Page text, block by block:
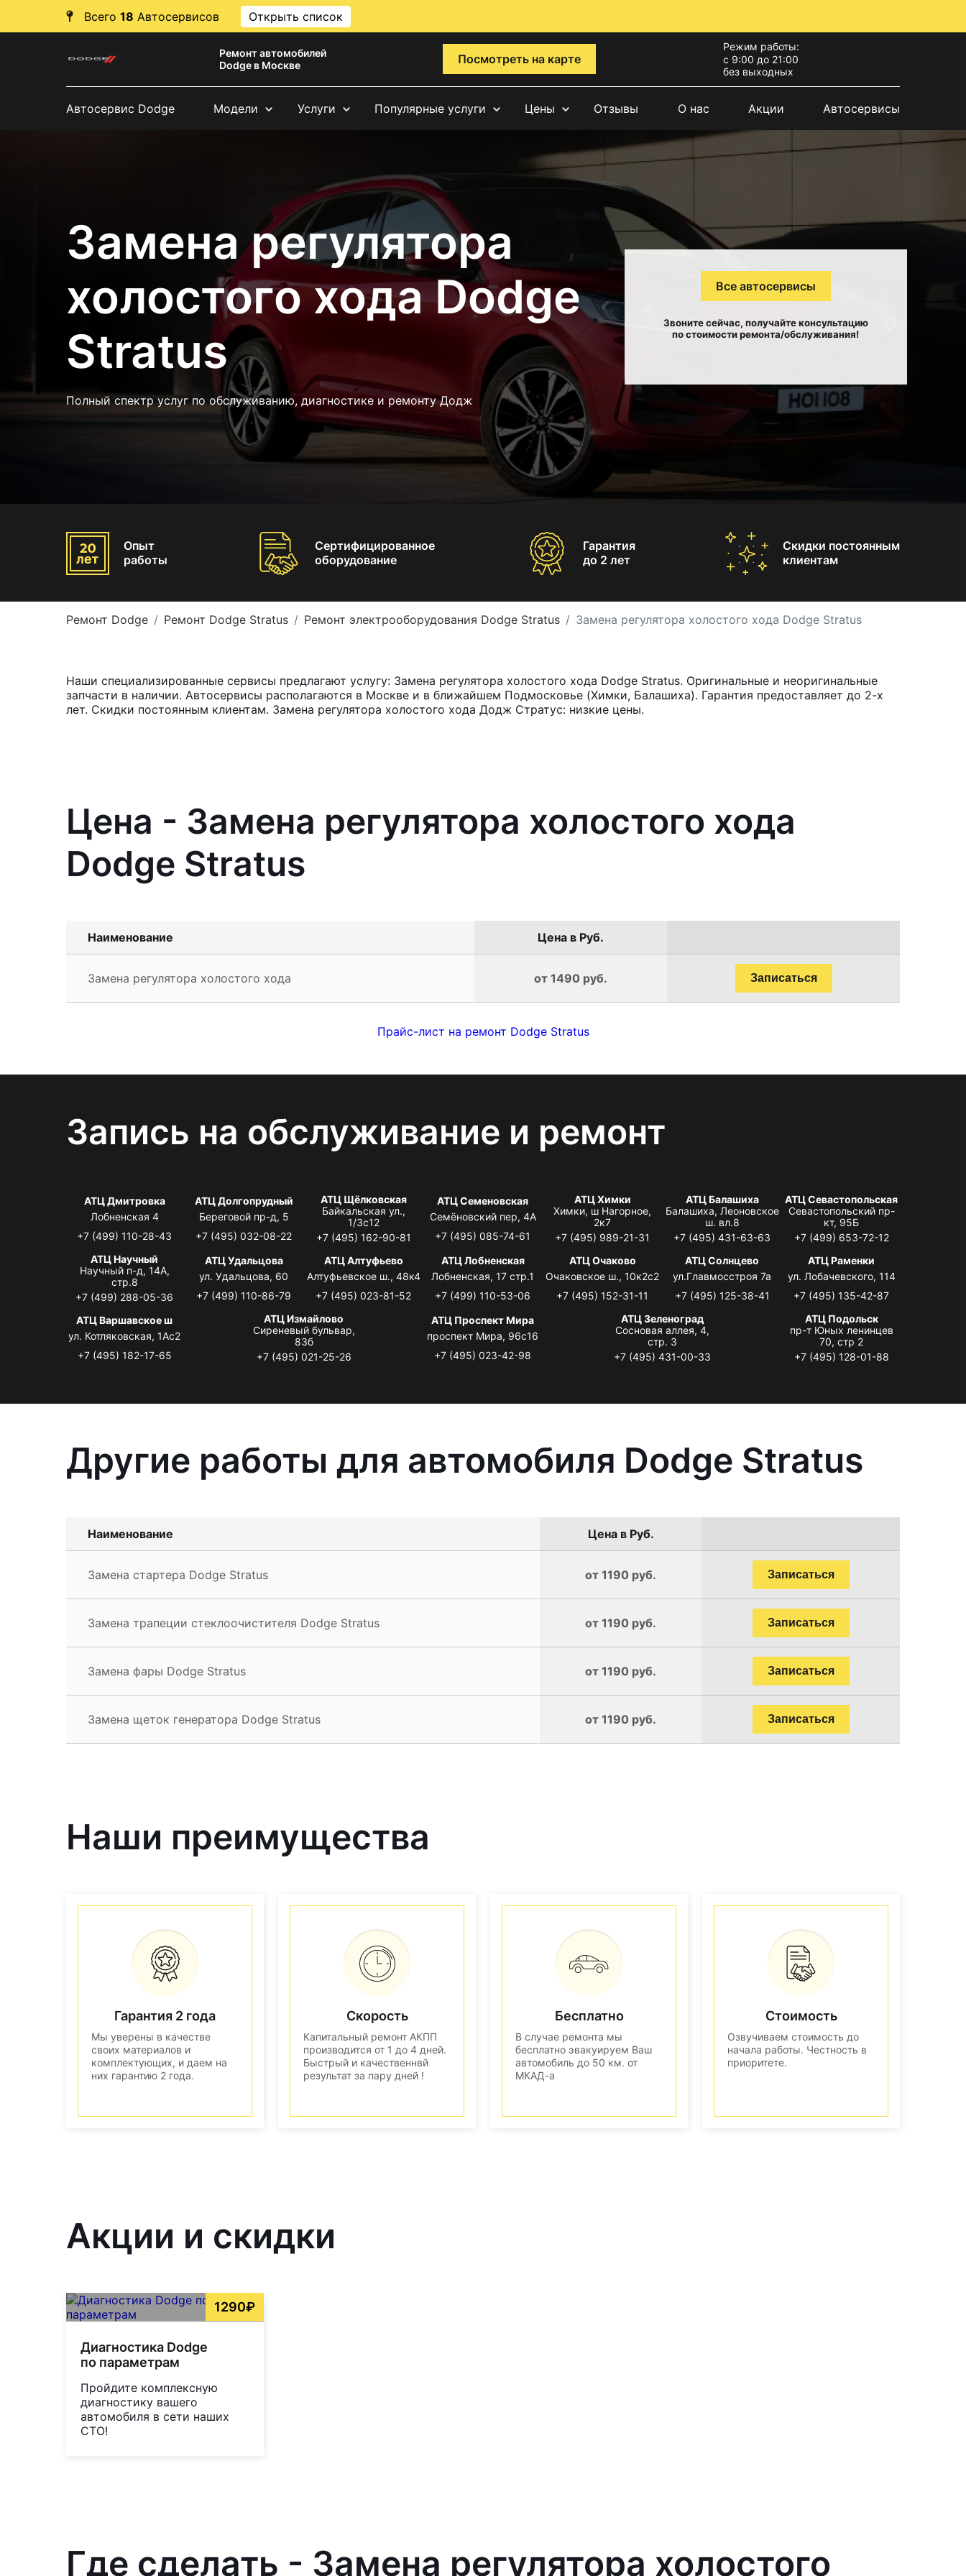
Всего 18 Автосервисов Открыть список
Ремонт автомобилей
Dodge в Москве
Посмотреть на карте
Режим работы:
с 9:00 до 21:00
без выходных
Автосервис Dodge Модели Услуги Популярные услуги Цены Отзывы О нас Акции Автосервисы
Замена регулятора
холостого хода Dodge
Stratus
Полный спектр услуг по обслуживанию, диагностике и ремонту Додж
Все автосервисы
Звоните сейчас, получайте консультацию
по стоимости ремонта/обслуживания!
Опыт
работы
Сертифицированное
оборудование
Гарантия
до 2 лет
Скидки постоянным
клиентам
Ремонт Dodge Ремонт Dodge Stratus Ремонт электрооборудования Dodge Stratus Замена регулятора холостого хода Dodge Stratus
Наши специализированные сервисы предлагают услугу: Замена регулятора холостого хода Dodge Stratus. Оригинальные и неоригинальные
запчасти в наличии. Автосервисы располагаются в Москве и в ближайшем Подмосковье (Химки, Балашиха). Гарантия предоставляет до 2-х
лет. Скидки постоянным клиентам. Замена регулятора холостого хода Додж Стратус: низкие цены.
Цена - Замена регулятора холостого хода
Dodge Stratus
Наименование Цена в Руб.
Замена регулятора холостого хода от 1490 руб. Записаться
Прайс-лист на ремонт Dodge Stratus
Запись на обслуживание и ремонт
АТЦ Дмитровка
Лобненская 4
+7 (499) 110-28-43
АТЦ Долгопрудный
Береговой пр-д, 5
+7 (495) 032-08-22
АТЦ Щёлковская
Байкальская ул.,
1/3с12
+7 (495) 162-90-81
АТЦ Семеновская
Семёновский пер, 4А
+7 (495) 085-74-61
АТЦ Химки
Химки, ш Нагорное,
2к7
+7 (495) 989-21-31
АТЦ Балашиха
Балашиха, Леоновское
ш. вл.8
+7 (495) 431-63-63
АТЦ Севастопольская
Севастопольский пр-
кт, 95Б
+7 (499) 653-72-12
АТЦ Научный
Научный п-д, 14А,
стр.8
+7 (499) 288-05-36
АТЦ Удальцова
ул. Удальцова, 60
+7 (499) 110-86-79
АТЦ Алтуфьево
Алтуфьевское ш., 48к4
+7 (495) 023-81-52
АТЦ Лобненская
Лобненская, 17 стр.1
+7 (499) 110-53-06
АТЦ Очаково
Очаковское ш., 10к2с2
+7 (495) 152-31-11
АТЦ Солнцево
ул.Главмосстроя 7а
+7 (495) 125-38-41
АТЦ Раменки
ул. Лобачевского, 114
+7 (495) 135-42-87
АТЦ Варшавское ш
ул. Котляковская, 1Ас2
+7 (495) 182-17-65
АТЦ Измайлово
Сиреневый бульвар,
83б
+7 (495) 021-25-26
АТЦ Проспект Мира
проспект Мира, 96с16
+7 (495) 023-42-98
АТЦ Зеленоград
Сосновая аллея, 4,
стр. 3
+7 (495) 431-00-33
АТЦ Подольск
пр-т Юных ленинцев
70, стр 2
+7 (495) 128-01-88
Другие работы для автомобиля Dodge Stratus
Наименование Цена в Руб.
Замена стартера Dodge Stratus от 1190 руб. Записаться
Замена трапеции стеклоочистителя Dodge Stratus от 1190 руб. Записаться
Замена фары Dodge Stratus от 1190 руб. Записаться
Замена щеток генератора Dodge Stratus от 1190 руб. Записаться
Наши преимущества
Гарантия 2 года
Мы уверены в качестве
своих материалов и
комплектующих, и даем на
них гарантию 2 года.
Скорость
Капитальный ремонт АКПП
производится от 1 до 4 дней.
Быстрый и качественнвй
результат за пару дней !
Бесплатно
В случае ремонта мы
бесплатно эвакуируем Ваш
автомобиль до 50 км. от
МКАД-а
Стоимость
Озвучиваем стоимость до
начала работы. Честность в
приоритете.
Акции и скидки
1290₽
Диагностика Dodge
по параметрам
Пройдите комплексную
диагностику вашего
автомобиля в сети наших
СТО!
Где сделать - Замена регулятора холостого